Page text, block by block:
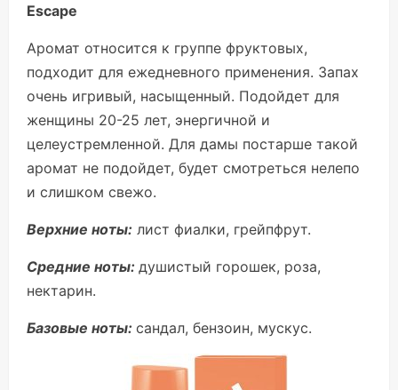
Escape
Аромат относится к группе фруктовых,
подходит для ежедневного применения. Запах
очень игривый, насыщенный. Подойдет для
женщины 20-25 лет, энергичной и
целеустремленной. Для дамы постарше такой
аромат не подойдет, будет смотреться нелепо
и слишком свежо.
Верхние ноты: лист фиалки, грейпфрут.
Средние ноты: душистый горошек, роза,
нектарин.
Базовые ноты: сандал, бензоин, мускус.